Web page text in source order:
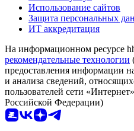
Использование сайтов
Защита персональных
ИТ аккредитация
На информационном ресурсе
рекомендательные технологии
предоставления информации
и анализа сведений,
пользователей сети
Российской Федерации)